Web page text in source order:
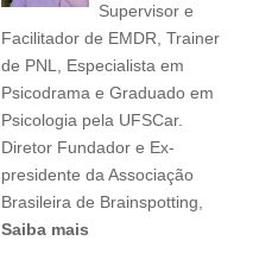
Supervisor e
Facilitador de EMDR, Trainer
de PNL, Especialista em
Psicodrama e Graduado em
Psicologia pela UFSCar.
Diretor Fundador e Ex-
presidente da Associação
Brasileira de Brainspotting,
Saiba mais